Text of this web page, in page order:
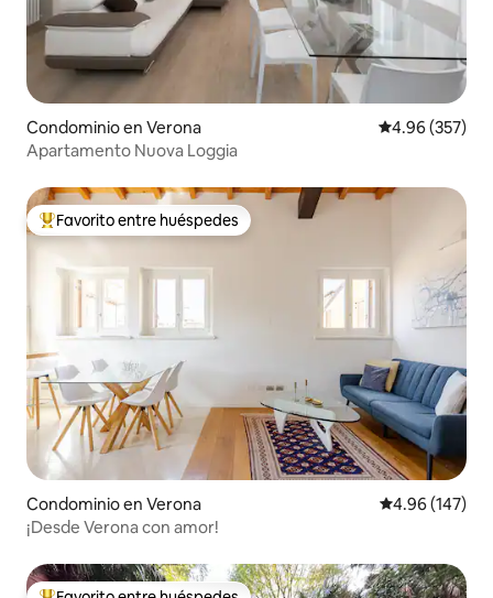
Condominio en Verona Calificación
4.96 (357)
Apartamento Nuova Loggia
De los mejores en Favorito entre huéspedes
Favorito entre huéspedes
Condominio en Verona Calificación
4.96 (147)
¡Desde Verona con amor!